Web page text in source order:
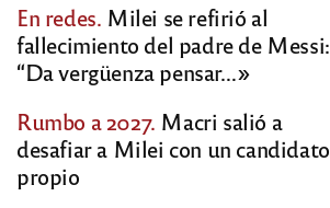
En redes. Milei se refirió al
fallecimiento del padre de Messi:
“Da vergüenza pensar…»
Rumbo a 2027. Macri salió a
desafiar a Milei con un candidato
propio